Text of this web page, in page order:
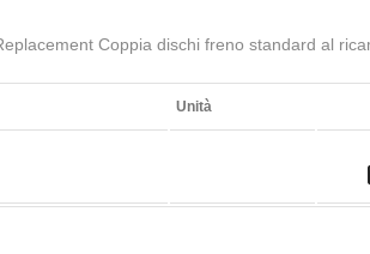
Coppia dischi freno standard al
Unità